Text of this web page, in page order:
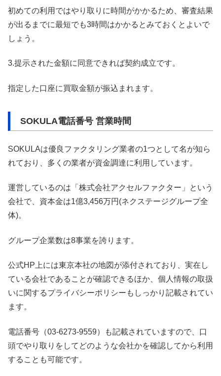
初めての利用ではやり取りに時間がかかるため、審査結果
が出るまでに最短でも3時間はかかるとみておくとよいで
しょう。
3.提示された金額に同意できれば契約成立です。
指定した口座に買取金額が振込まれます。
SOKULA電話番号 営業時間
SOKULAは優良ファクタリング業者の1つとして名が知ら
れており、多くの業者が資金調達に利用しています。
運営しているのは「株式会社アクセルファクター」という
会社で、資本金は1億3,456万円(ネクステージグループ全
体)。
グループ企業数は8事業を誇ります。
公式HP上には東京本社の地図が添付されており、実在し
ている会社であることが確認できるほか、個人情報の取扱
いに関するプライバシーポリシーもしっかり記載されてい
ます。
電話番号（03-6273-9559）も記載されていますので、口
頭でやり取りをしてどのような会社かを確認してから利用
することも可能です。